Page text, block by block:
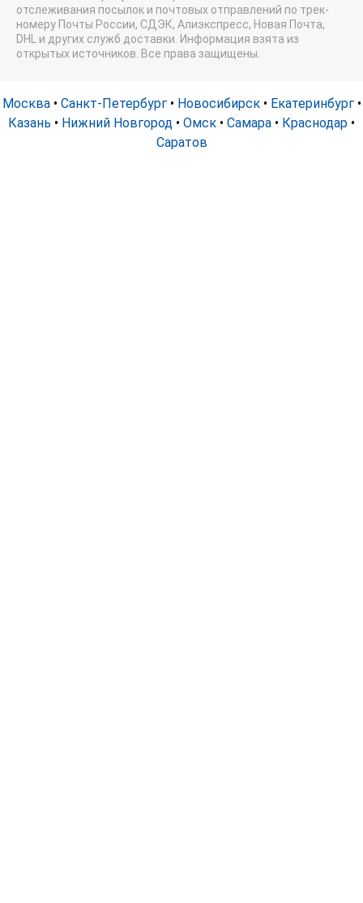
отслеживания посылок и почтовых отправлений по трек-
номеру Почты России, СДЭК, Алиэкспресс, Новая Почта,
DHL и других служб доставки. Информация взята из
открытых источников. Все права защищены.
Москва• Санкт-Петербург• Новосибирск• Екатеринбург•
Казань • Нижний Новгород • Омск • Самара • Краснодар •
Саратов